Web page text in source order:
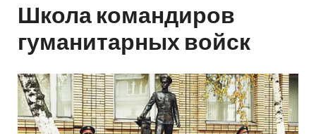
Школа командиров
гуманитарных войск